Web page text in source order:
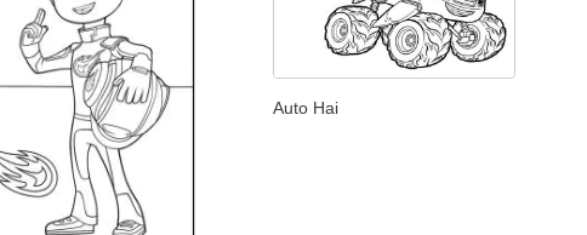
Auto Hai